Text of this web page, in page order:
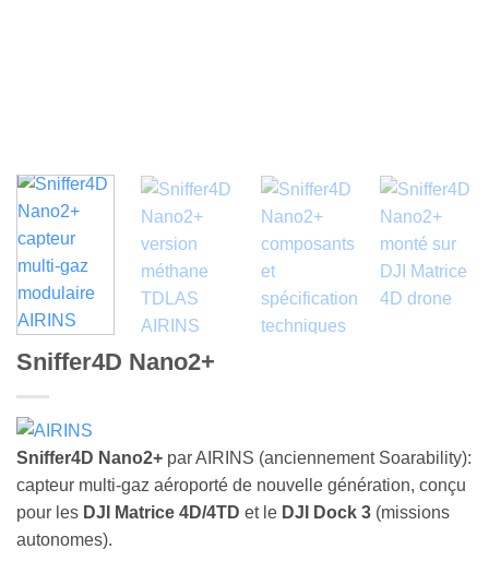
Sniffer4D Nano2+
Sniffer4D Nano2+ par AIRINS (anciennement Soarability):
capteur multi-gaz aéroporté de nouvelle génération, conçu
pour les DJI Matrice 4D/4TD et le DJI Dock 3 (missions
autonomes).